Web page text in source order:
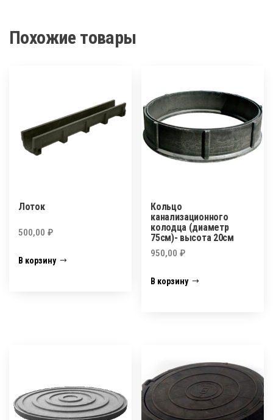
рПохожие товары
Лоток
500,00 ₽
В корзину
Кольцо
канализационного
колодца (диаметр
75см)- высота 20см
950,00₽
В корзину